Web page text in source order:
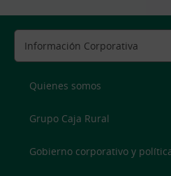
Quienes somos
Grupo Caja Rural
Gobierno corporativo y